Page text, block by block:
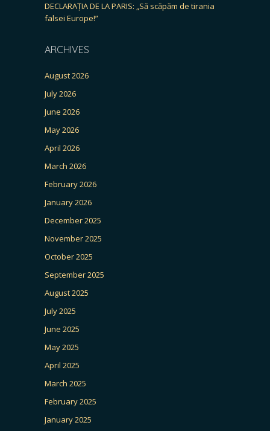
DECLARAȚIA DE LA PARIS: „Să scăpăm de tirania
falsei Europe!”
ARCHIVES
August 2026
July 2026
June 2026
May 2026
April 2026
March 2026
February 2026
January 2026
December 2025
November 2025
October 2025
September 2025
August 2025
July 2025
June 2025
May 2025
April 2025
March 2025
February 2025
January 2025